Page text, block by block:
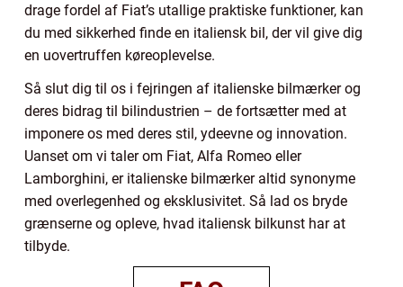
drage fordel af Fiat’s utallige praktiske funktioner, kan
du med sikkerhed finde en italiensk bil, der vil give dig
en uovertruffen køreoplevelse.
Så slut dig til os i fejringen af italienske bilmærker og
deres bidrag til bilindustrien – de fortsætter med at
imponere os med deres stil, ydeevne og innovation.
Uanset om vi taler om Fiat, Alfa Romeo eller
Lamborghini, er italienske bilmærker altid synonyme
med overlegenhed og eksklusivitet. Så lad os bryde
grænserne og opleve, hvad italiensk bilkunst har at
tilbyde.